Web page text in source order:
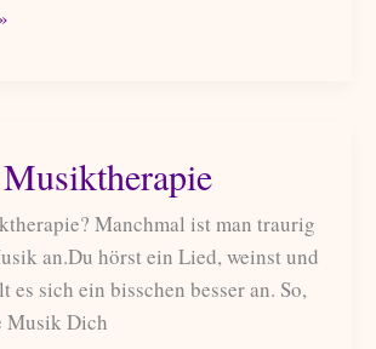
Manchmal ist man traurig
an.Du hörst ein Lied, weinst und
sich ein bisschen besser an. So,
Musik Dich